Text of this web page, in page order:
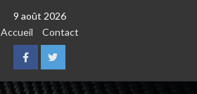
9 août 2026
Accueil
Contact
FacebookTwitter